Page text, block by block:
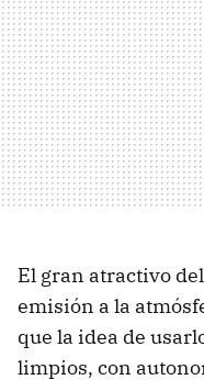
El gran atractivo
emisión a la
que la idea de
limpios, con